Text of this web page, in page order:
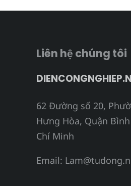
Liên hệ chúng tôi
62 Đường số 20,
Hưng Hòa, Quận Bình
Chí Minh
Email: